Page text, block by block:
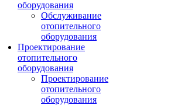
оборудования
Обслуживание
отопительного
оборудования
Проектирование
отопительного
оборудования
Проектирование
отопительного
оборудования